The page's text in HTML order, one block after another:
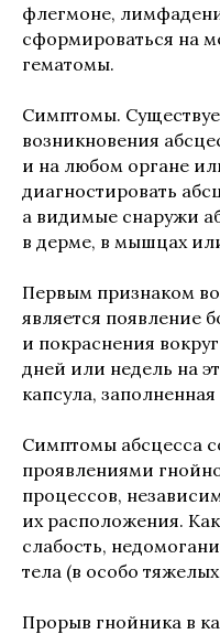
флегмоне,
сформироваться на
гематомы.
Симптомы.
возникновения
и на любом органе
диагностировать
а видимые снаружи
в дерме, в мышцах
Первым признаком
является появление
и покраснения
дней или недель на
капсула,
Симптомы абсцесса
проявлениями
процессов,
их расположения.
слабость,
тела (в особо тяжелых
Прорыв гнойника в